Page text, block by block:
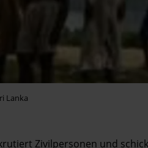
Lanka
Zivilpersonen und